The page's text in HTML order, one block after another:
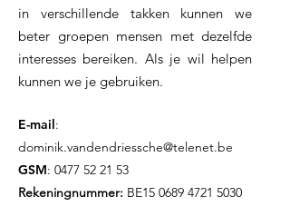
in verschillende takken kunnen we
beter groepen mensen met dezelfde
interesses bereiken. Als je wil helpen
kunnen we je gebruiken.
E-mail:
dominik.vandendriessche@telenet.be
GSM: 0477 52 21 53
Rekeningnummer: BE15 0689 4721 5030